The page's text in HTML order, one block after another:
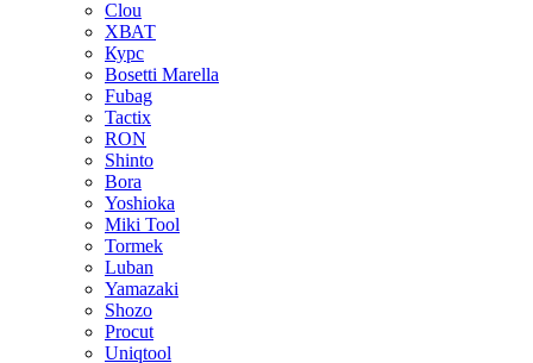
Clou
XВАТ
Курс
Bosetti Marella
Fubag
Tactix
RON
Shinto
Bora
Yoshioka
Miki Tool
Tormek
Luban
Yamazaki
Shozo
Procut
Uniqtool